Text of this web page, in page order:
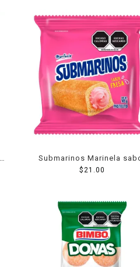
Submarinos Marinela
fresa 105 g
$21.00